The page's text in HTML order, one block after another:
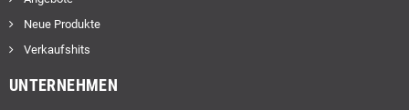
Neue Produkte
Verkaufshits
UNTERNEHMEN